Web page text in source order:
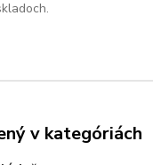
v kategóriách